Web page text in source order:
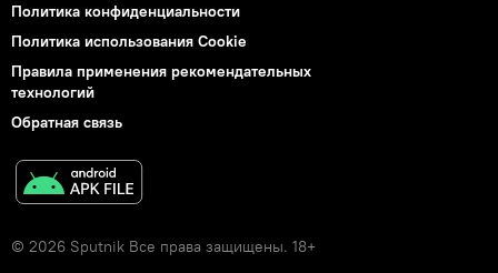
Политика конфиденциальности
Политика использования Cookie
Правила применения рекомендательных
технологий
Обратная связь
© 2026 Sputnik Все права защищены. 18+